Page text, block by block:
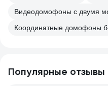
Видеодомофоны с двумя
Координатные домофоны
Популярные отзывы